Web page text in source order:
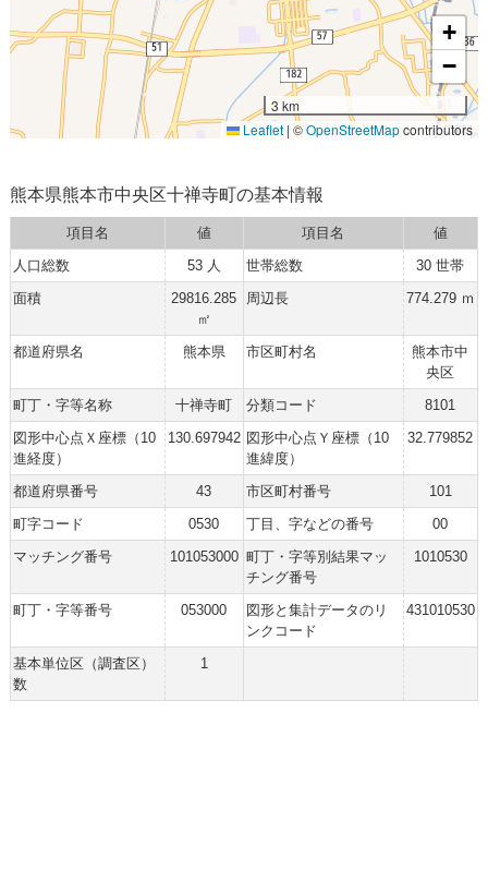
+
−
3 km
Leaflet | ©OpenStreetMapcontributors
熊本県熊本市中央区十禅寺町の基本情報
項目名 値 項目名
値
人口総数
53 人 世帯総数
30 世帯
面積
29816.285
㎡
周辺長 774.279 ｍ
都道府県名 熊本県 市区町村名
熊本市中
央区
町丁・字等名称
十禅寺町 分類コード
8101
図形中心点Ｘ座標（10
進経度）
130.697942 図形中心点Ｙ座標（10
進緯度）
32.779852
都道府県番号 43 市区町村番号
101
町字コード
0530 丁目、字などの番号
00
マッチング番号
101053000 町丁・字等別結果マッ
チング番号
1010530
町丁・字等番号 053000
図形と集計データのリ
ンクコード
431010530
基本単位区（調査区）
数
1